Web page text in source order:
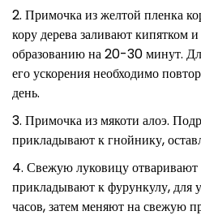
Примочка из желтой пленка
кору дерева заливают кипятком
образованию на 20-30 минут.
его ускорения необходимо
день.
Примочка из мякоти алоэ.
прикладывают к гнойнику,
Свежую луковицу отваривают
прикладывают к фурункулу, для
часов, затем меняют на свежую